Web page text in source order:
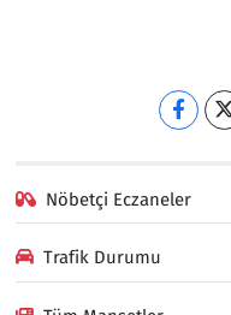
Nöbetçi Eczaneler
Trafik Durumu